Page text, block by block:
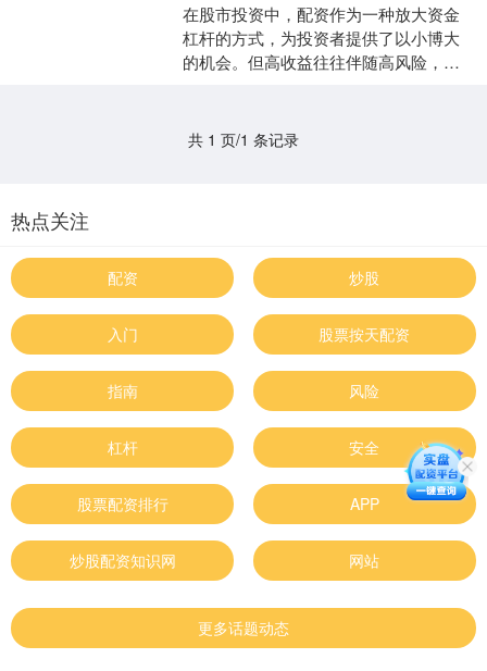
在股市投资中，配资作为一种放大资金
杠杆的方式，为投资者提供了以小博大
的机会。但高收益往往伴随高风险，如
共 1 页/1 条记录
热点关注
配资 炒股
入门 股票按天配资
指南 风险
杠杆 安全
股票配资排行 APP
炒股配资知识网 网站
更多话题动态